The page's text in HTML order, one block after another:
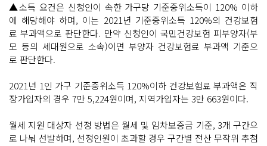
▲소득 요건은 신청인이 속한 가구당 기준중위소득이 120% 이하
에 해당해야 하며, 이는 2021년 기준중위소득 120%의 건강보험
료 부과액으로 판단한다. 만약 신청인이 국민건강보험 피부양자(부
모 등의 세대원으로 소속)이면 부양자 건강보험료 부과액 기준으
로 판단한다.
2021년 1인 가구 기준중위소득 120%이하 건강보험료 부과액은 직
장가입자의 경우 7만 5,224원이며, 지역가입자는 3만 663원이다.
월세 지원 대상자 선정 방법은 월세 및 임차보증금 기준, 3개 구간으
로 나눠 선발하며, 선정인원이 초과할 경우 구간별 전산 무작위 추첨